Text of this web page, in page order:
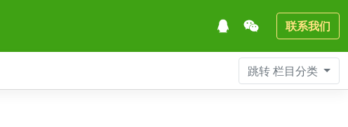
联系我们
跳转栏目分类